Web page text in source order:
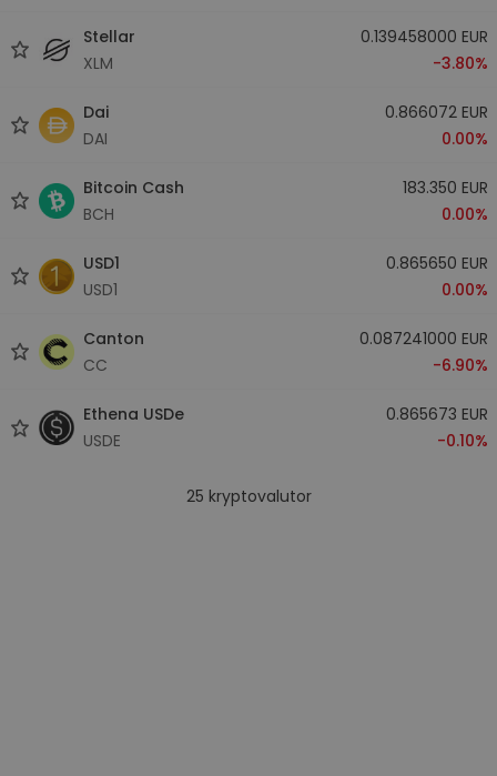
Stellar
XLM
0.139458000 EUR
-3.80%
Dai
DAI
0.866072 EUR
0.00%
Bitcoin Cash
BCH
183.350 EUR
0.00%
USD1
USD1
0.865650 EUR
0.00%
Canton
CC
0.087241000 EUR
-6.90%
Ethena USDe
USDE
0.865673 EUR
-0.10%
25 kryptovalutor